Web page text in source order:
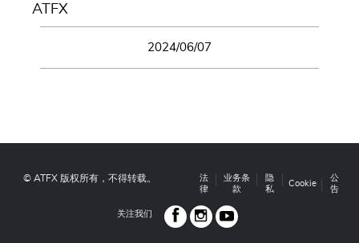
ATFX
2024/06/07
© ATFX 版权所有，不得转载。
法
律
业务条
款
隐
私
Cookie
公
告
关注我们